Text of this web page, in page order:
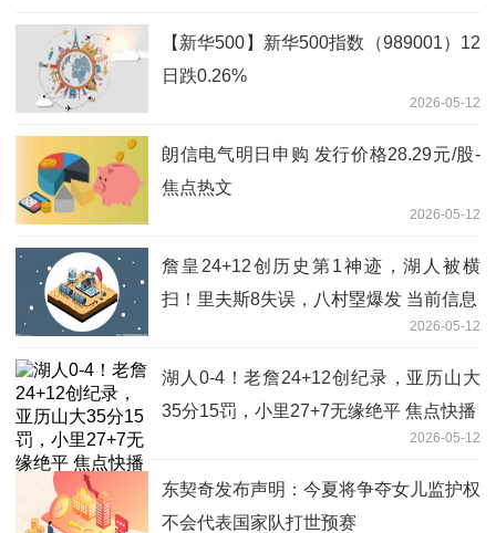
【新华500】新华500指数（989001）12
日跌0.26%
2026-05-12
朗信电气明日申购 发行价格28.29元/股-
焦点热文
2026-05-12
詹皇24+12创历史第1神迹，湖人被横
扫！里夫斯8失误，八村塁爆发 当前信息
2026-05-12
湖人0-4！老詹24+12创纪录，亚历山大
35分15罚，小里27+7无缘绝平 焦点快播
2026-05-12
东契奇发布声明：今夏将争夺女儿监护权
不会代表国家队打世预赛